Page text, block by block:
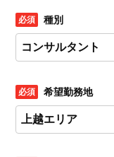
種別
希望勤務地